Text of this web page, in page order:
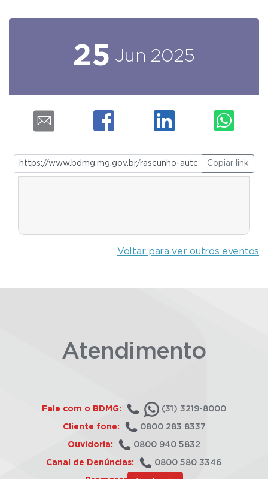
25 Jun 2025
Copiar link
Voltar para ver outros eventos
Atendimento
Fale com o BDMG: (31) 3219-8000
Cliente fone: 0800 283 8337
Ouvidoria: 0800 940 5832
Canal de Denúncias: 0800 580 3346